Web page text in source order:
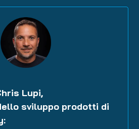
Lupi,
sviluppo prodotti di